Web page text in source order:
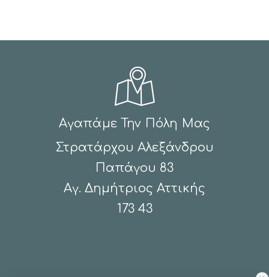
Αγαπάμε Την Πόλη Μας
Στρατάρχου Αλεξάνδρου
Παπάγου 83
Αγ. Δημήτριος Αττικής
173 43